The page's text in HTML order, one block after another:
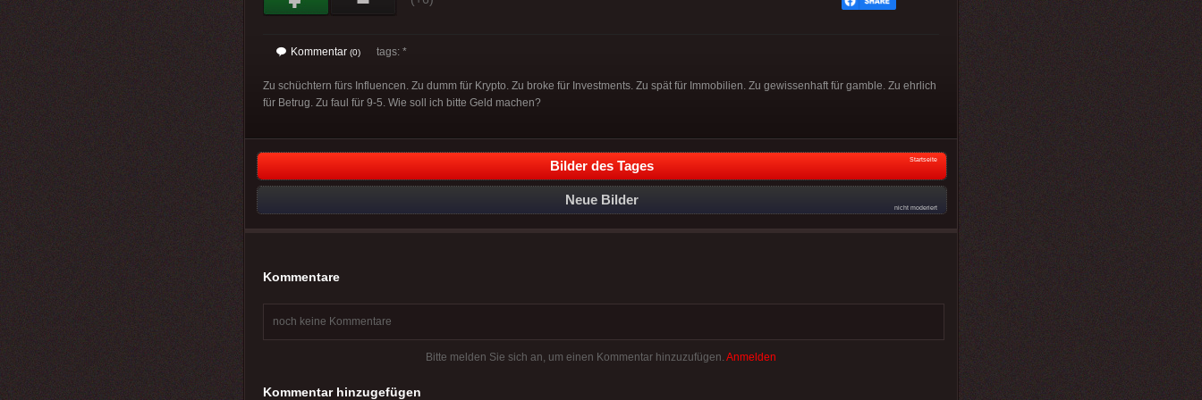
Kommentar (0) tags: *
Zu schüchtern fürs Influencen. Zu dumm für Krypto. Zu broke für Investments. Zu spät für Immobilien. Zu gewissenhaft für gamble. Zu ehrlich
für Betrug. Zu faul für 9-5. Wie soll ich bitte Geld machen?
Bilder des Tages Startseite
Neue Bilder
nicht moderiert
Kommentare
noch keine Kommentare
Bitte melden Sie sich an, um einen Kommentar hinzuzufügen. Anmelden
Kommentar hinzugefügen